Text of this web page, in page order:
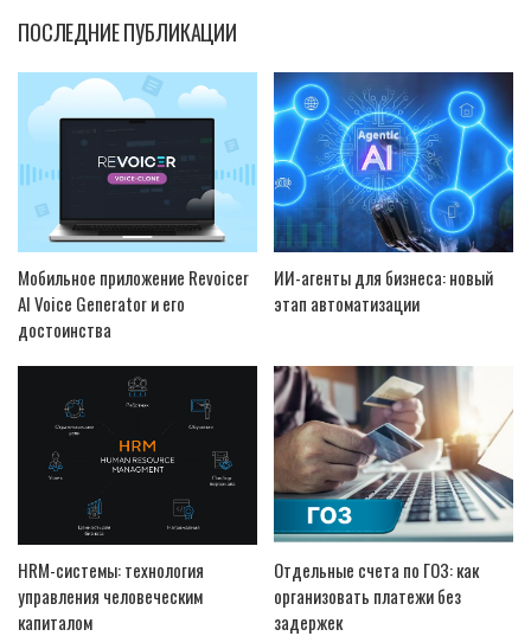
ПОСЛЕДНИЕ ПУБЛИКАЦИИ
Мобильное приложение Revoicer
AI Voice Generator и его
достоинства
ИИ-агенты для бизнеса: новый
этап автоматизации
HRM-системы: технология
управления человеческим
капиталом
Отдельные счета по ГОЗ: как
организовать платежи без
задержек